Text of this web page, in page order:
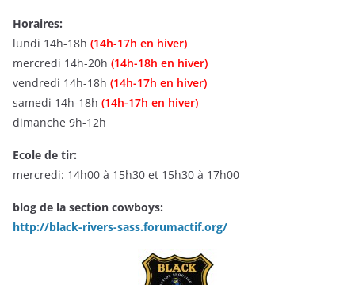
Horaires:
lundi 14h-18h (14h-17h en hiver)
mercredi 14h-20h (14h-18h en hiver)
vendredi 14h-18h (14h-17h en hiver)
samedi 14h-18h (14h-17h en hiver)
dimanche 9h-12h
Ecole de tir:
mercredi: 14h00 à 15h30 et 15h30 à 17h00
blog de la section cowboys:
http://black-rivers-sass.forumactif.org/